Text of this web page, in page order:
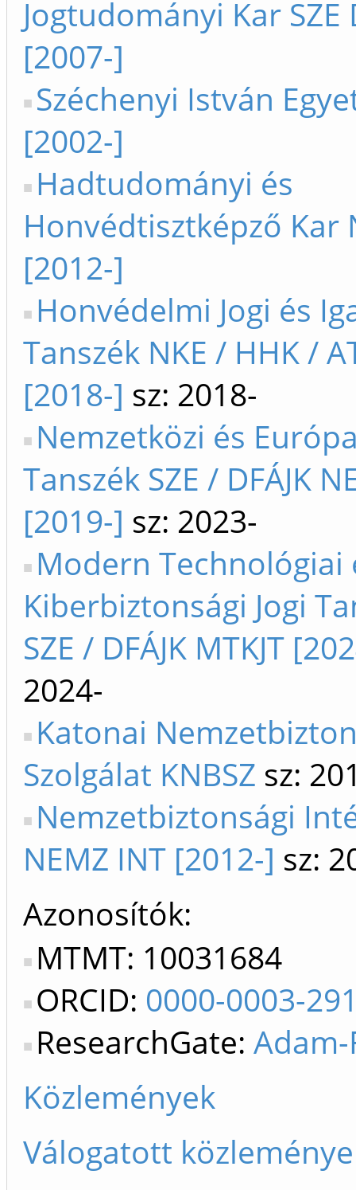
Jogtudományi Kar SZE
[2007-]
Széchenyi István
[2002-]
Hadtudományi és
Honvédtisztképző Kar
[2012-]
Honvédelmi Jogi és
Tanszék NKE / HHK /
[2018-] sz: 2018-
Nemzetközi és
Tanszék SZE / DFÁJK
[2019-] sz: 2023-
Modern Technológiai
Kiberbiztonsági Jogi
SZE / DFÁJK MTKJT
2024-
Katonai
Szolgálat KNBSZ sz:
Nemzetbiztonsági
NEMZ INT [2012-] sz:
Azonosítók
MTMT: 10031684
ORCID: 0000-0003-
ResearchGate:
Közlemények
Válogatott